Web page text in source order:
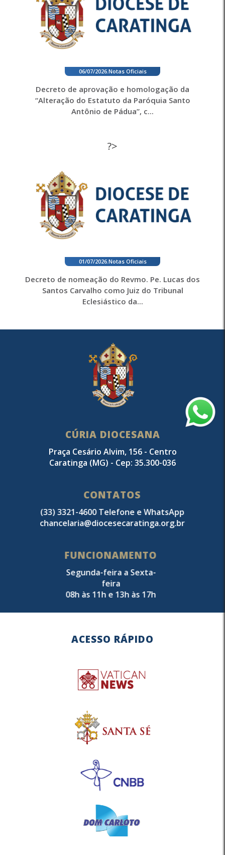
06/07/2026. Notas Oficiais
Decreto de aprovação e homologação da
“Alteração do Estatuto da Paróquia Santo
Antônio de Pádua”, c...
?>
01/07/2026. Notas Oficiais
Decreto de nomeação do Revmo. Pe. Lucas dos
Santos Carvalho como Juiz do Tribunal
Eclesiástico da...
CÚRIA DIOCESANA
Praça Cesário Alvim, 156 - Centro
Caratinga (MG) - Cep: 35.300-036
CONTATOS
(33) 3321-4600 Telefone e WhatsApp
chancelaria@diocesecaratinga.org.br
FUNCIONAMENTO
Segunda-feira a Sexta-
feira
08h às 11h e 13h às 17h
ACESSO RÁPIDO